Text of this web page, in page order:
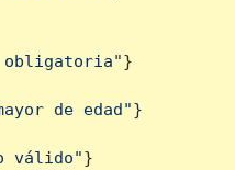
obligatoria"}
de edad"}
válido"}